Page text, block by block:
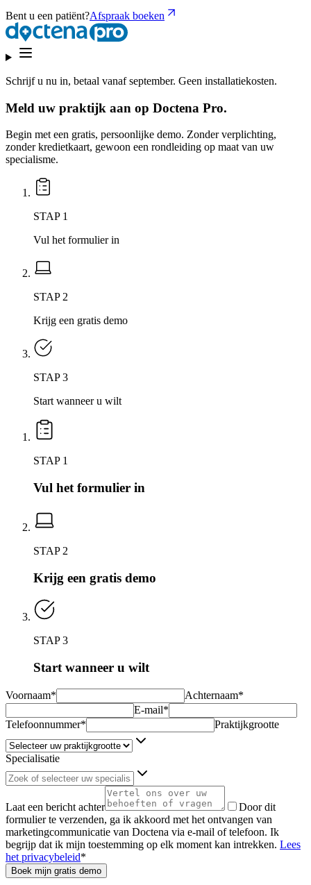
Bent u een patiënt?Afspraak boeken
Schrijf u nu in, betaal vanaf september. Geen installatiekosten.
Meld uw praktijk aan op Doctena Pro.
Begin met een gratis, persoonlijke demo. Zonder verplichting,
zonder kredietkaart, gewoon een rondleiding op maat van uw
specialisme.
STAP 1
Vul het formulier in
STAP 2
Krijg een gratis demo
STAP 3
Start wanneer u wilt
STAP 1
Vul het formulier in
STAP 2
Krijg een gratis demo
STAP 3
Start wanneer u wilt
Voornaam*
Achternaam*
E-mail*
Telefoonnummer*
Praktijkgrootte
Specialisatie
Zoek of selecteer uw specialisatie
Laat een bericht achter
Door dit
formulier te verzenden, ga ik akkoord met het ontvangen van
marketingcommunicatie van Doctena via e-mail of telefoon. Ik
begrijp dat ik mijn toestemming op elk moment kan intrekken. Lees
het privacybeleid*
Boek mijn gratis demo